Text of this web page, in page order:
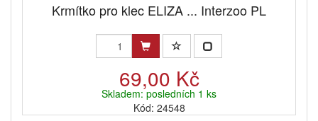
Krmítko pro klec ELIZA ... Interzoo PL
69,00 Kč
Skladem: posledních 1 ks
Kód: 24548